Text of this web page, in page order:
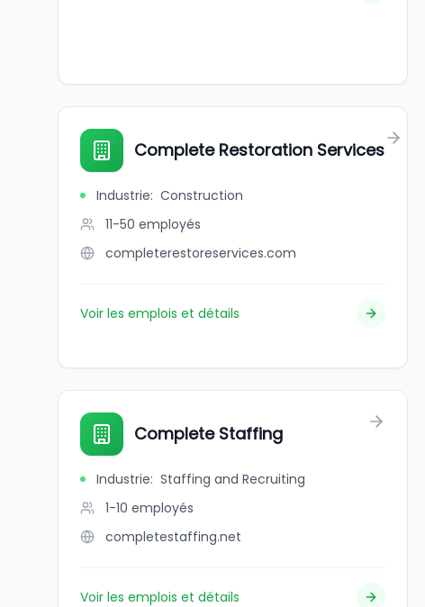
Complete Restoration Services
Industrie: Construction
11-50 employés
completerestoreservices.com
Voir les emplois et détails
Complete Staffing
Industrie: Staffing and Recruiting
1-10 employés
completestaffing.net
Voir les emplois et détails